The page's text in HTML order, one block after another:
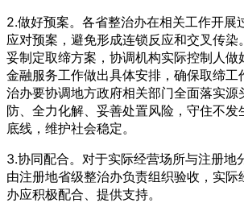
2.做好预案。各省整治办在相关工作开展
应对预案，避免形成连锁反应和交叉传染
妥制定取缔方案，协调机构实际控制人做
金融服务工作做出具体安排，确保取缔工
治办要协调地方政府相关部门全面落实源
防、全力化解、妥善处置风险，守住不发
底线，维护社会稳定。
3.协同配合。对于实际经营场所与注册地
由注册地省级整治办负责组织验收，实际
办应积极配合、提供支持。